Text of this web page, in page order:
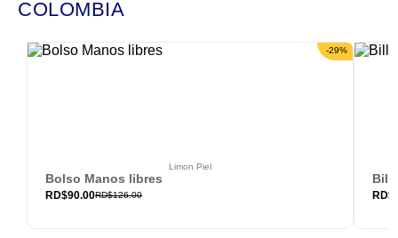
COLOMBIA
-29%
Limon Piel
Bolso Manos libres
RD$90.00RD$126.00 RD$